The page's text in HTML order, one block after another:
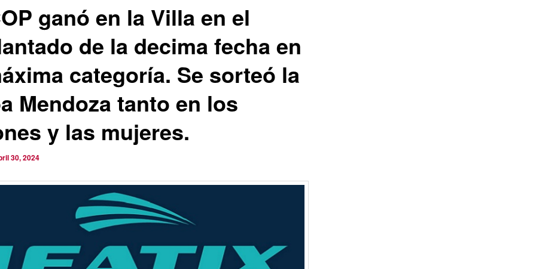
ganó en la Villa en el
de la decima fecha en
categoría. Se sorteó la
Mendoza tanto en los
y las mujeres.
30, 2024